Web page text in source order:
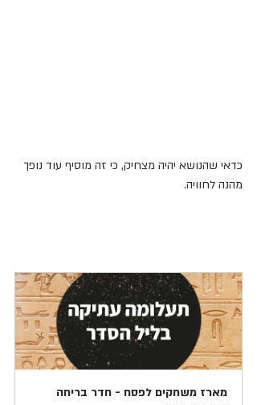
כדאי שהנושא יהיה מצחיק, כי זה מוסיף עוד נופך
מהנה לחוויה.
מארז משחקים לפסח - חדר בריחה